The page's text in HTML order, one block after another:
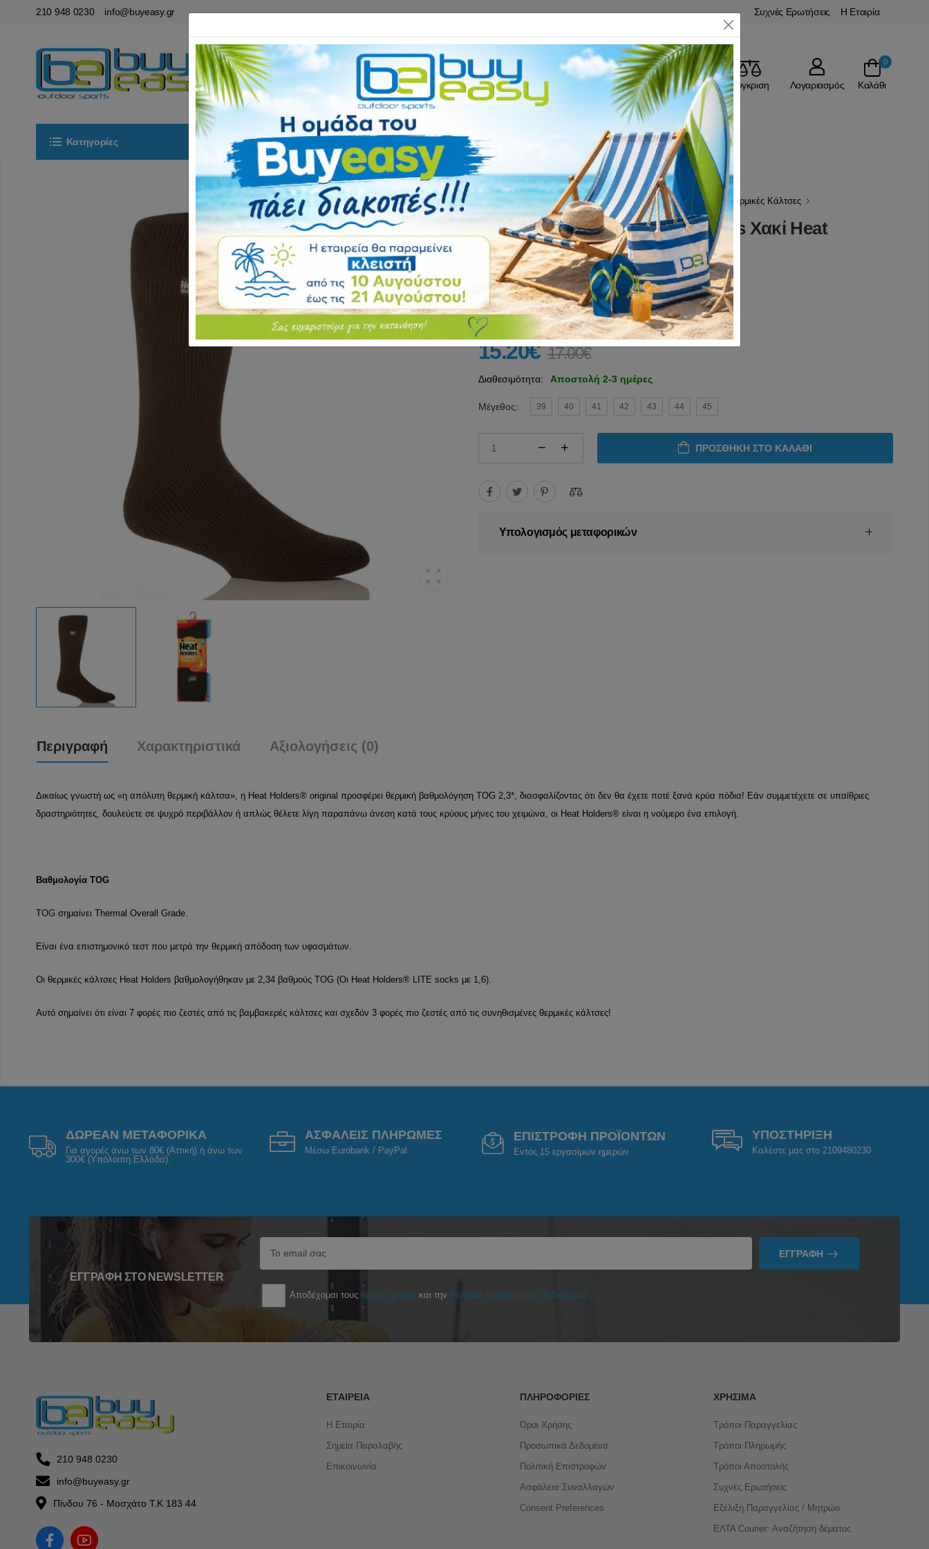
210 948 0230 info@buyeasy.gr Συχνές Ερωτήσεις Η Εταιρία
Αγαπημένα Σύγκριση Λογαριασμός
0
Καλάθι
Κατηγορίες Αρχική ΕΙΔΗ CAMPING Επικοινωνία
Αρχική ΠΕΖΟΠΟΡΙΑ - HIKING Ένδυση Ορειβασίας Ισοθερμικές Κάλτσες
Κάλτσες Ανδρικές Original Socks Χακί Heat
Holders® 80026
Αξιολόγηση: (0 Αξιολογήσεις)
Κωδικός80026
15.20€ 17.00€
Διαθεσιμότητα: Αποστολή 2-3 ημέρες
Μέγεθος: 39 40 41 42 43 44 45
ΠΡΟΣΘΉΚΗ ΣΤΟ ΚΑΛΆΘΙ
Υπολογισμός μεταφορικών
Περιγραφή Χαρακτηριστικά Αξιολογήσεις (0)
Δικαίως γνωστή ως «η απόλυτη θερμική κάλτσα», η Heat Holders® original προσφέρει θερμική βαθμολόγηση TOG 2,3*, διασφαλίζοντας ότι δεν θα έχετε ποτέ ξανά κρύα πόδια! Εάν συμμετέχετε σε υπαίθριες
δραστηριότητες, δουλεύετε σε ψυχρό περιβάλλον ή απλώς θέλετε λίγη παραπάνω άνεση κατά τους κρύους μήνες του χειμώνα, οι Heat Holders® είναι η νούμερο ένα επιλογή.
Βαθμολογία TOG
TOG σημαίνει Thermal Overall Grade.
Είναι ένα επιστημονικό τεστ που μετρά την θερμική απόδοση των υφασμάτων.
Οι θερμικές κάλτσες Heat Holders βαθμολογήθηκαν με 2,34 βαθμούς TOG (Οι Heat Holders® LITE socks με 1,6).
Αυτό σημαίνει ότι είναι 7 φορές πιο ζεστές από τις βαμβακερές κάλτσες και σχεδόν 3 φορές πιο ζεστές από τις συνηθισμένες θερμικές κάλτσες!
ΔΩΡΕΑΝ ΜΕΤΑΦΟΡΙΚΑ
Για αγορές άνω των 80€ (Αττική) ή άνω των
300€ (Υπόλοιπη Ελλάδα).
ΑΣΦΑΛΕΙΣ ΠΛΗΡΩΜΕΣ
Μέσω Eurobank / PayPal
ΕΠΙΣΤΡΟΦΗ ΠΡΟΪΟΝΤΩΝ
Εντός 15 εργασίμων ημερών
ΥΠΟΣΤΗΡΙΞΗ
Καλέστε μας στο 2109480230
ΕΓΓΡΑΦΉ ΣΤΟ NEWSLETTER
ΕΓΓΡΑΦΉ
Αποδέχομαι τουςόρους χρήσης και τηνπολιτική προσωπικών δεδομένων
210 948 0230
info@buyeasy.gr
Πίνδου 76 - Μοσχάτο Τ.Κ 183 44
ΕΤΑΙΡΕΊΑ
Η Εταιρία
Σημεία Παραλαβής
Επικοινωνία
ΠΛΗΡΟΦΟΡΊΕΣ
Όροι Χρήσης
Προσωπικά Δεδομένα
Πολιτική Επιστροφών
Ασφάλεια Συναλλαγών
Consent Preferences
ΧΡΉΣΙΜΑ
Τρόποι Παραγγελίας
Τρόποι Πληρωμής
Τρόποι Αποστολής
Συχνές Ερωτήσεις
Εξέλιξη Παραγγελίας / Μητρώο
ΕΛΤΑ Courier: Αναζήτηση δέματος
Close